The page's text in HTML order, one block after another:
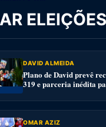
DAVID ALMEIDA
Plano de David prevê
319 e parceria inédita
OMAR AZIZ